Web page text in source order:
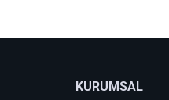
KURUMSAL